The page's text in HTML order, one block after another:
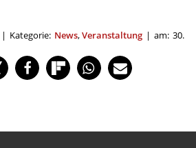
| Kategorie: News,Veranstaltung | am: 30.